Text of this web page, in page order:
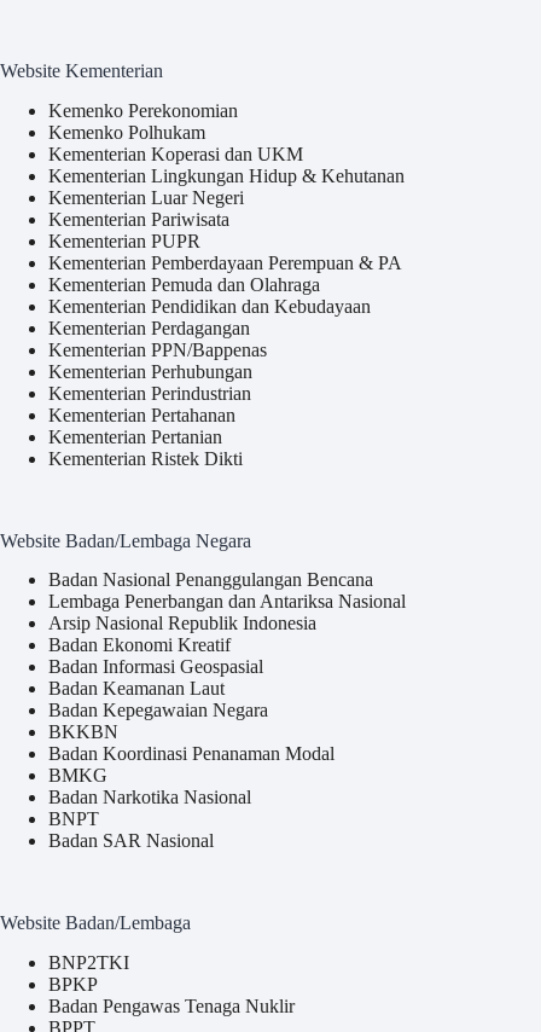
Website Kementerian
Kemenko Perekonomian
Kemenko Polhukam
Kementerian Koperasi dan UKM
Kementerian Lingkungan Hidup & Kehutanan
Kementerian Luar Negeri
Kementerian Pariwisata
Kementerian PUPR
Kementerian Pemberdayaan Perempuan & PA
Kementerian Pemuda dan Olahraga
Kementerian Pendidikan dan Kebudayaan
Kementerian Perdagangan
Kementerian PPN/Bappenas
Kementerian Perhubungan
Kementerian Perindustrian
Kementerian Pertahanan
Kementerian Pertanian
Kementerian Ristek Dikti
Website Badan/Lembaga Negara
Badan Nasional Penanggulangan Bencana
Lembaga Penerbangan dan Antariksa Nasional
Arsip Nasional Republik Indonesia
Badan Ekonomi Kreatif
Badan Informasi Geospasial
Badan Keamanan Laut
Badan Kepegawaian Negara
BKKBN
Badan Koordinasi Penanaman Modal
BMKG
Badan Narkotika Nasional
BNPT
Badan SAR Nasional
Website Badan/Lembaga
BNP2TKI
BPKP
Badan Pengawas Tenaga Nuklir